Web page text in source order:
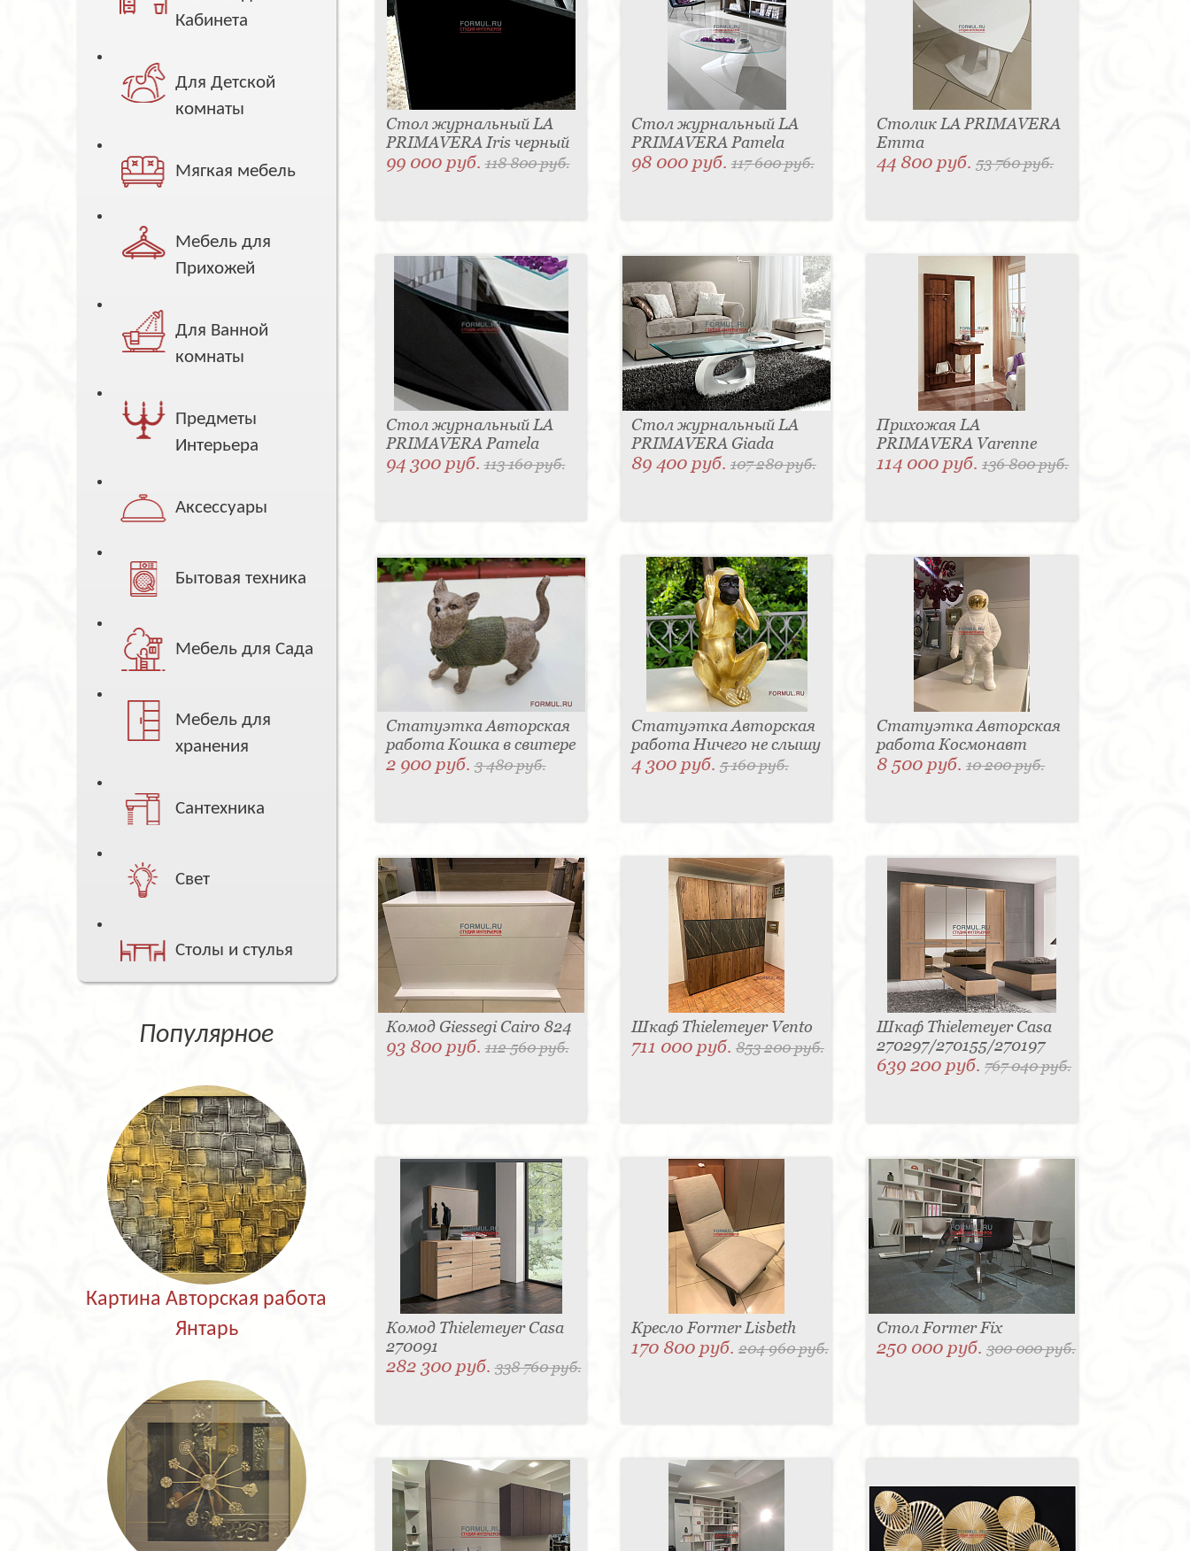
Кабинета
Для Детской
комнаты
Мягкая мебель
Мебель для
Прихожей
Для Ванной
комнаты
Предметы
Интерьера
Аксессуары
Бытовая техника
Мебель для Сада
Мебель для
хранения
Сантехника
Свет
Столы и стулья
Популярное
Картина Авторская работа
Янтарь
Стол журнальный LA
PRIMAVERA Iris черный
99 000 руб.118 800 руб.
Стол журнальный LA
PRIMAVERA Pamela
98 000 руб. 117 600 руб.
Столик LA PRIMAVERA
Emma
44 800 руб.53 760 руб.
Стол журнальный LA
PRIMAVERA Pamela
94 300 руб.113 160 руб.
Стол журнальный LA
PRIMAVERA Giada
89 400 руб. 107 280 руб.
Прихожая LA
PRIMAVERA Varenne
114 000 руб.136 800 руб.
Статуэтка Авторская
работа Кошка в свитере
2 900 руб.3 480 руб.
Статуэтка Авторская
работа Ничего не слышу
4 300 руб. 5 160 руб.
Статуэтка Авторская
работа Космонавт
8 500 руб.10 200 руб.
Комод Giessegi Cairo 824
93 800 руб.112 560 руб.
Шкаф Thielemeyer Vento
711 000 руб. 853 200 руб.
Шкаф Thielemeyer Casa
270297/270155/270197
639 200 руб.767 040 руб.
Комод Thielemeyer Casa
270091
282 300 руб.338 760 руб.
Кресло Former Lisbeth
170 800 руб. 204 960 руб.
Стол Former Fix
250 000 руб.300 000 руб.